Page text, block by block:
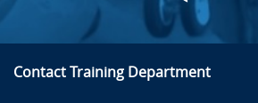
Contact Training Department